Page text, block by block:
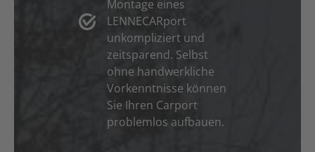
Montage eines
LENNECARport
unkompliziert und
zeitsparend. Selbst
ohne handwerkliche
Vorkenntnisse können
Sie Ihren Carport
problemlos aufbauen.